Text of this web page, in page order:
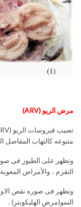
مرض الريو (ARV
)
متنوعه كالتهاب المفاصل
وتظهر على الطيور فى
التقزم ، والأمراض
وتظهر فى صوره نقص
النمو(مرض الهليكوبتر) .